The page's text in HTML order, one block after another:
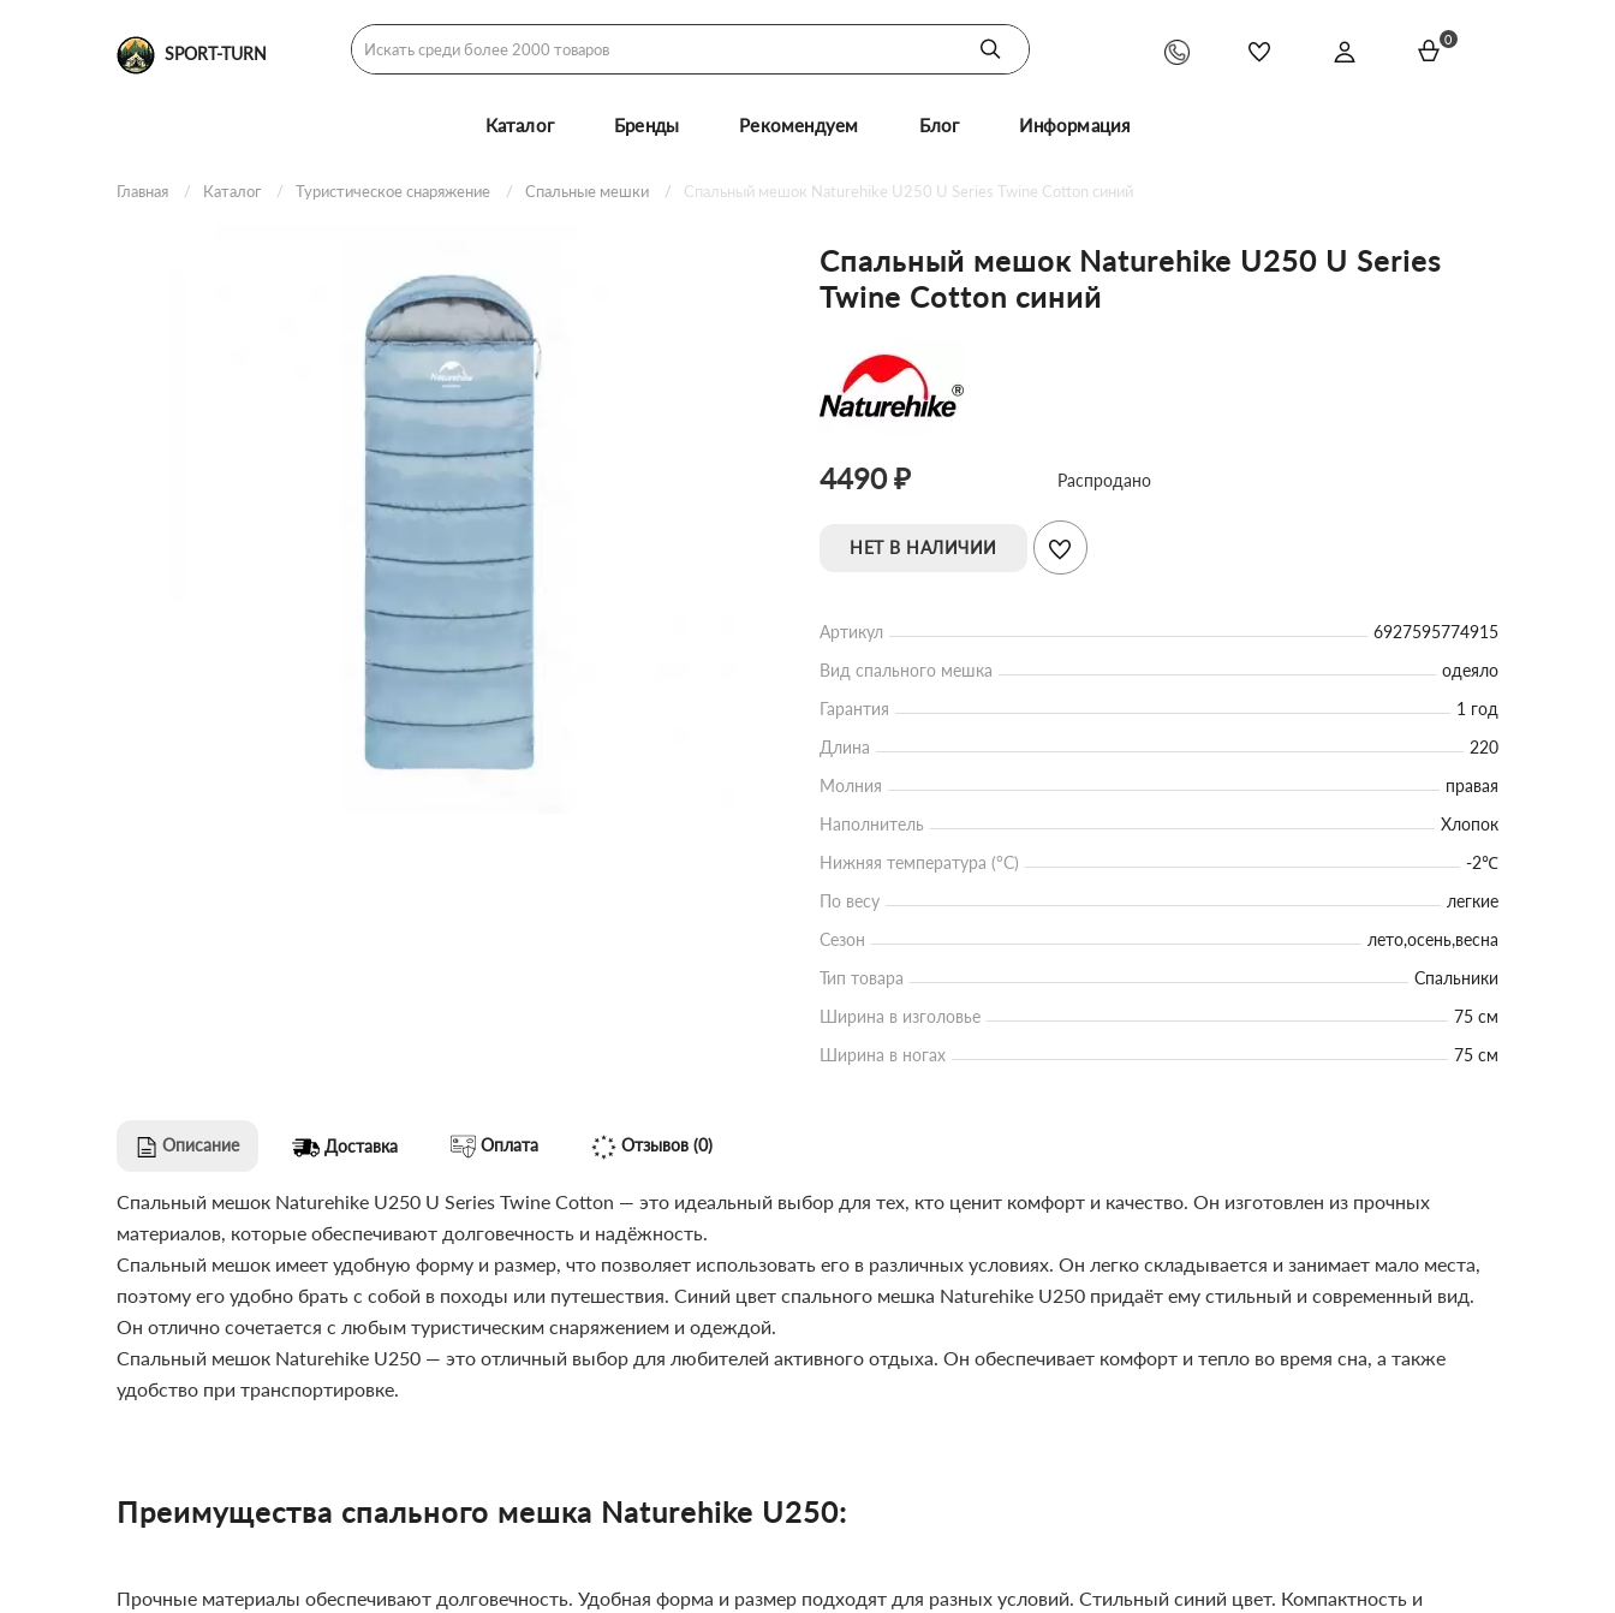
SPORT-TURN
0
Каталог Бренды Рекомендуем Блог Информация
Главная Каталог Туристическое снаряжение Спальные мешки Спальный мешок Naturehike U250 U Series Twine Cotton синий
Спальный мешок Naturehike U250 U Series
Twine Cotton синий
4490 ₽ Распродано
НЕТ В НАЛИЧИИ
Артикул
6927595774915
Вид спального мешка
одеяло
Гарантия
1 год
Длина
220
Молния
правая
Наполнитель
Хлопок
Нижняя температура (°С)
-2℃
По весу
легкие
Сезон
лето,осень,весна
Тип товара
Спальники
Ширина в изголовье
75 см
Ширина в ногах
75 см
Описание Доставка Оплата Отзывов (0)
Спальный мешок Naturehike U250 U Series Twine Cotton — это идеальный выбор для тех, кто ценит комфорт и качество. Он изготовлен из прочных
материалов, которые обеспечивают долговечность и надёжность.
Спальный мешок имеет удобную форму и размер, что позволяет использовать его в различных условиях. Он легко складывается и занимает мало места,
поэтому его удобно брать с собой в походы или путешествия. Синий цвет спального мешка Naturehike U250 придаёт ему стильный и современный вид.
Он отлично сочетается с любым туристическим снаряжением и одеждой.
Спальный мешок Naturehike U250 — это отличный выбор для любителей активного отдыха. Он обеспечивает комфорт и тепло во время сна, а также
удобство при транспортировке.
Преимущества спального мешка Naturehike U250:
Прочные материалы обеспечивают долговечность. Удобная форма и размер подходят для разных условий. Стильный синий цвет. Компактность и